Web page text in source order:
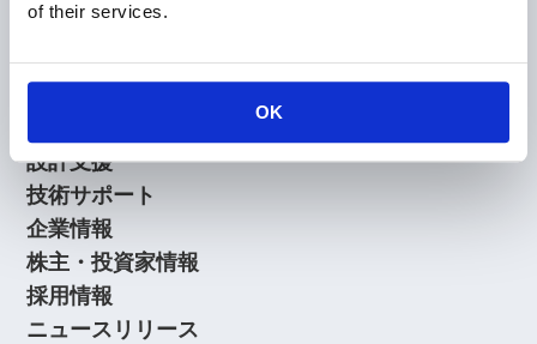
of their services.
OK
会員
製品情報
KOAの技術
アプリケーションガイド
設計支援
技術サポート
企業情報
株主・投資家情報
採用情報
ニュースリリース